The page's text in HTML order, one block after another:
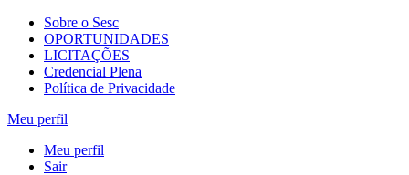
Sobre o Sesc
OPORTUNIDADES
LICITAÇÕES
Credencial Plena
Política de Privacidade
Meu perfil
Meu perfil
Sair